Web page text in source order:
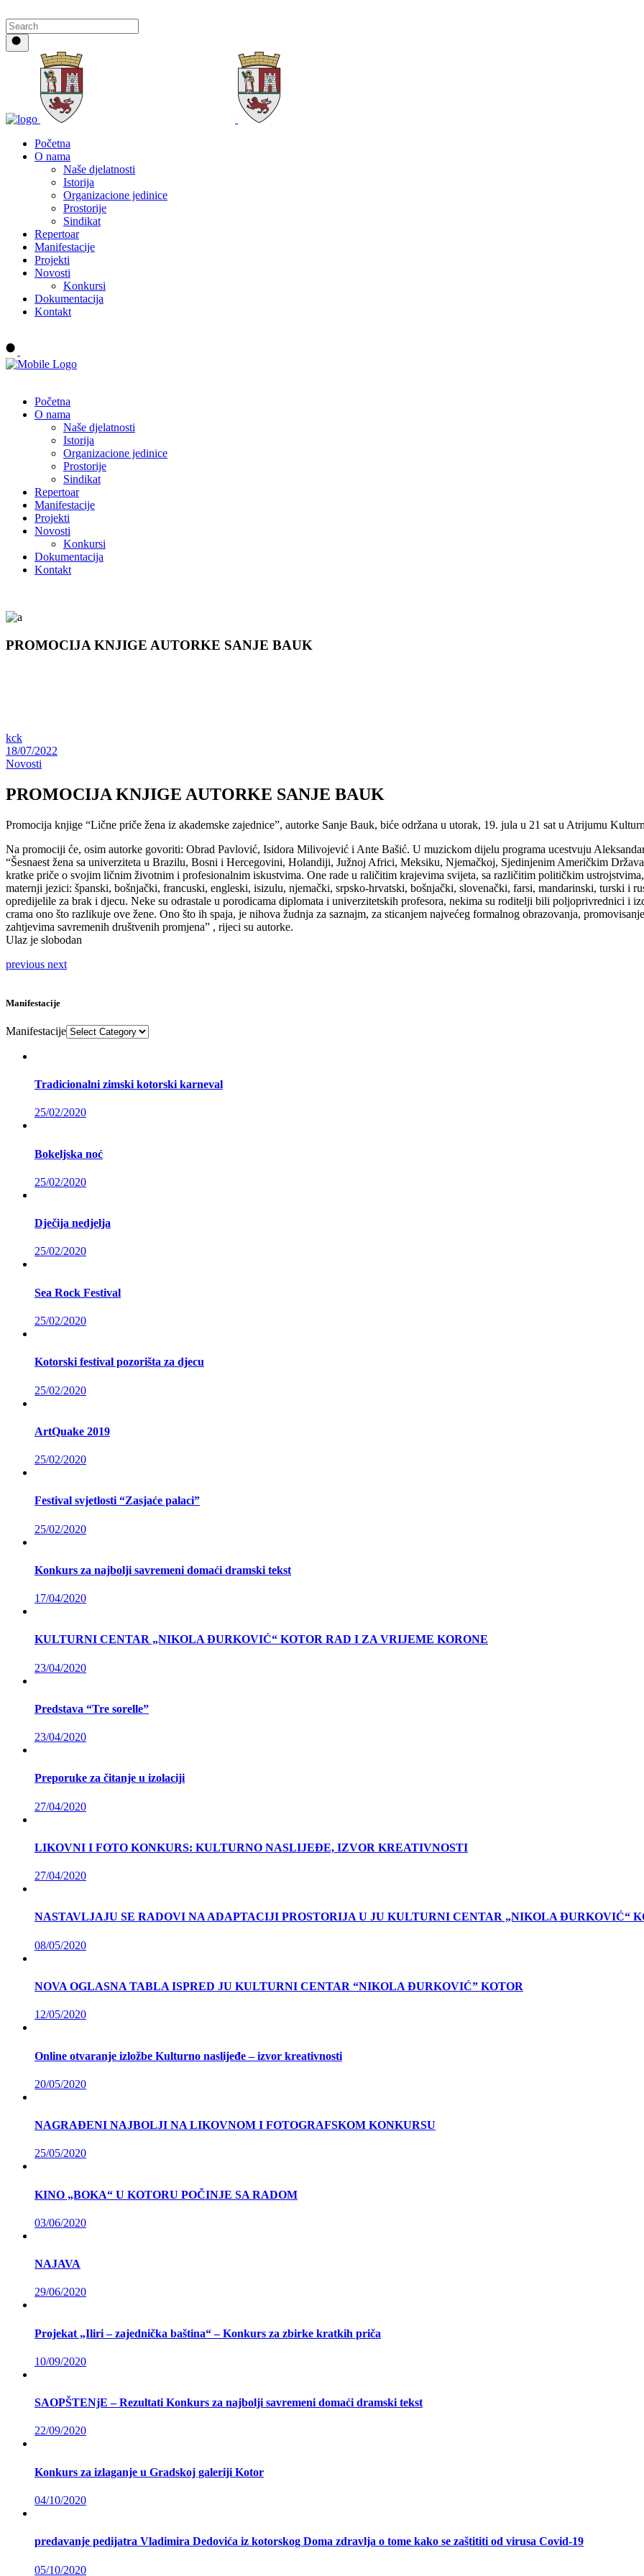
Početna
O nama
Naše djelatnosti
Istorija
Organizacione jedinice
Prostorije
Sindikat
Repertoar
Manifestacije
Projekti
Novosti
Konkursi
Dokumentacija
Kontakt
Početna
O nama
Naše djelatnosti
Istorija
Organizacione jedinice
Prostorije
Sindikat
Repertoar
Manifestacije
Projekti
Novosti
Konkursi
Dokumentacija
Kontakt
PROMOCIJA KNJIGE AUTORKE SANJE BAUK
kck
18/07/2022
Novosti
PROMOCIJA KNJIGE AUTORKE SANJE BAUK
Promocija knjige “Lične priče žena iz akademske zajednice”, autorke Sanje Bauk, biće održana u utorak, 19. jula u 21 sat u Atrijumu
Na promociji će, osim autorke govoriti: Obrad Pavlović, Isidora Milivojević i Ante Bašić. U muzickom dijelu programa ucestvuju
“Šesnaest žena sa univerziteta u Brazilu, Bosni i Hercegovini, Holandiji, Južnoj Africi, Meksiku, Njemačkoj, Sjedinjenim Američkim
kratke priče o svojim ličnim životnim i profesionalnim iskustvima. One rade u raličitim krajevima svijeta, sa različitim političkim
maternji jezici: španski, bošnjački, francuski, engleski, isizulu, njemački, srpsko-hrvatski, bošnjački, slovenački, farsi, mandarinski, turski i
opredijelile za brak i djecu. Neke su odrastale u porodicama diplomata i univerzitetskih profesora, nekima su roditelji bili poljoprivrednici i
crama ono što razlikuje ove žene. Ono što ih spaja, je nihova žudnja za saznajm, za sticanjem najvećeg formalnog obrazovanja,
zahtjevima savremenih društvenih promjena” , rijeci su autorke.
Ulaz je slobodan
previous next
Manifestacije
Manifestacije
Tradicionalni zimski kotorski karneval
25/02/2020
Bokeljska noć
25/02/2020
Dječija nedjelja
25/02/2020
Sea Rock Festival
25/02/2020
Kotorski festival pozorišta za djecu
25/02/2020
ArtQuake 2019
25/02/2020
Festival svjetlosti “Zasjaće palaci”
25/02/2020
Konkurs za najbolji savremeni domaći dramski tekst
17/04/2020
KULTURNI CENTAR „NIKOLA ĐURKOVIĆ“ KOTOR RAD I ZA VRIJEME KORONE
23/04/2020
Predstava “Tre sorelle”
23/04/2020
Preporuke za čitanje u izolaciji
27/04/2020
LIKOVNI I FOTO KONKURS: KULTURNO NASLIJEĐE, IZVOR KREATIVNOSTI
27/04/2020
NASTAVLJAJU SE RADOVI NA ADAPTACIJI PROSTORIJA U JU KULTURNI CENTAR „NIKOLA ĐURKOVIĆ“
08/05/2020
NOVA OGLASNA TABLA ISPRED JU KULTURNI CENTAR “NIKOLA ĐURKOVIĆ” KOTOR
12/05/2020
Online otvaranje izložbe Kulturno naslijeđe – izvor kreativnosti
20/05/2020
NAGRAĐENI NAJBOLJI NA LIKOVNOM I FOTOGRAFSKOM KONKURSU
25/05/2020
KINO „BOKA“ U KOTORU POČINJE SA RADOM
03/06/2020
NAJAVA
29/06/2020
Projekat „Iliri – zajednička baština“ – Konkurs za zbirke kratkih priča
10/09/2020
SAOPŠTENjE – Rezultati Konkurs za najbolji savremeni domaći dramski tekst
22/09/2020
Konkurs za izlaganje u Gradskoj galeriji Kotor
04/10/2020
predavanje pedijatra Vladimira Dedovića iz kotorskog Doma zdravlja o tome kako se zaštititi od virusa Covid-19
05/10/2020